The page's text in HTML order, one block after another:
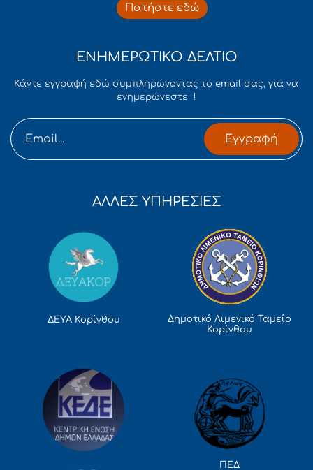
Πατήστε εδώ
ΕΝΗΜΕΡΩΤΙΚΟ ΔΕΛΤΙΟ
Κάντε εγγραφή εδώ συμπληρώνοντας το email σας, για να
ενημερώνεστε !
Εγγραφή
ΑΛΛΕΣ ΥΠΗΡΕΣΙΕΣ
ΔΕΥΑ Κορίνθου
Δημοτικό Λιμενικό Ταμείο
Κορίνθου
ΠΕΔ